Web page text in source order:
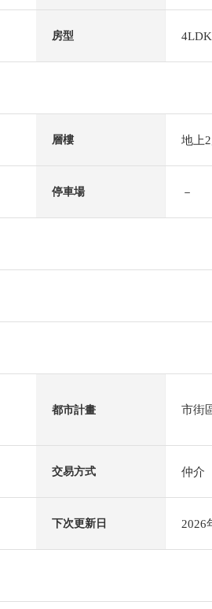
房型 4LDK
層樓 地上
停車場 －
都市計畫 市街
交易方式 仲介
下次更新日 2026